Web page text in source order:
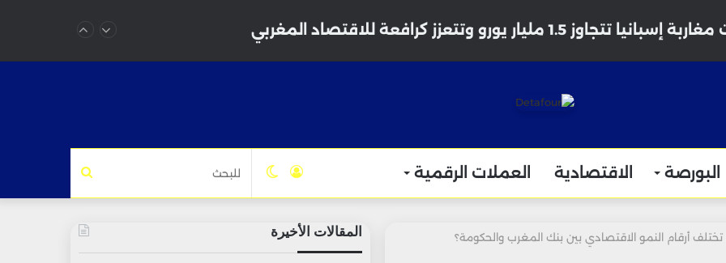
البورصة الاقتصادية العملات الرقمية للبحث الوضعتسجيل
تختلف أرقام النمو الاقتصادي بين بنك المغرب والحكومة؟ المقالات الأخيرة